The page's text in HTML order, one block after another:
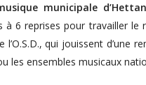
municipale
à 6 reprises pour travailler le
qui jouissent d’une
les ensembles musicaux